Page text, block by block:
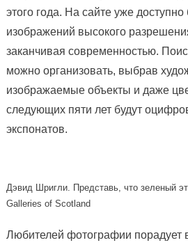
этого года. На сайте уже
изображений высокого
заканчивая современностью.
можно организовать, выбрав
изображаемые объекты и даже
следующих пяти лет будут
экспонатов.
Дэвид Шригли. Представь, что зеленый
Galleries of Scotland
Любителей фотографии порадует